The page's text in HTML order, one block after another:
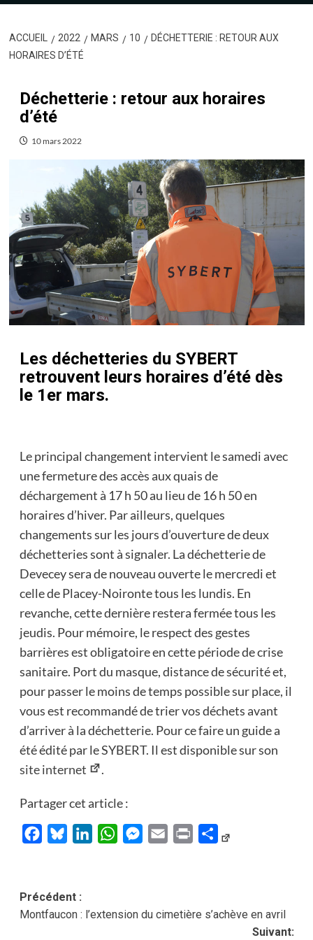
ACCUEIL 2022 MARS 10
DÉCHETTERIE : RETOUR AUX
HORAIRES D’ÉTÉ
Déchetterie : retour aux horaires
d’été
10 mars 2022
Les déchetteries du SYBERT
retrouvent leurs horaires d’été dès
le 1er mars.
Le principal changement intervient le samedi avec
une fermeture des accès aux quais de
déchargement à 17 h 50 au lieu de 16 h 50 en
horaires d’hiver. Par ailleurs, quelques
changements sur les jours d’ouverture de deux
déchetteries sont à signaler. La déchetterie de
Devecey sera de nouveau ouverte le mercredi et
celle de Placey-Noironte tous les lundis. En
revanche, cette dernière restera fermée tous les
jeudis. Pour mémoire, le respect des gestes
barrières est obligatoire en cette période de crise
sanitaire. Port du masque, distance de sécurité et,
pour passer le moins de temps possible sur place, il
vous est recommandé de trier vos déchets avant
d’arriver à la déchetterie. Pour ce faire un guide a
été édité par le SYBERT. Il est disponible sur son
site internet
.
Partager cet article :
FacebookBlueskyLinkedInWhatsAppMessenger
Email Print Partager
Navigation
d’article
Précédent :
Montfaucon : l’extension du cimetière s’achève en avril
Suivant: